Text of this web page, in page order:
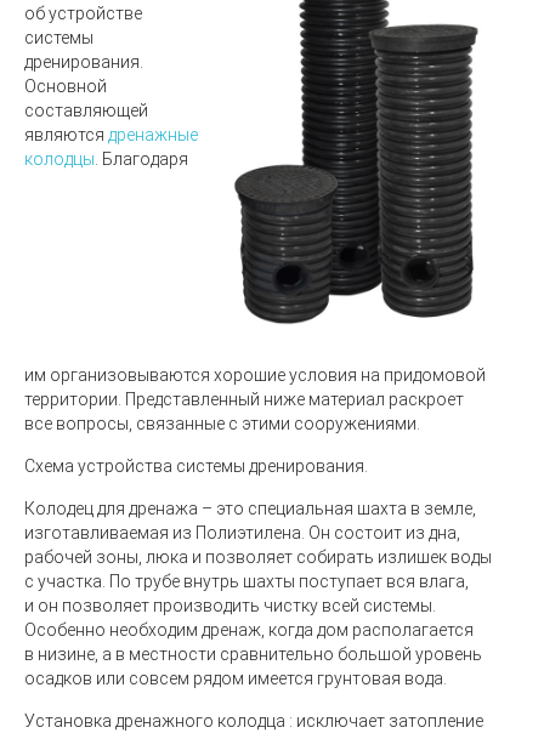
об устройстве
системы
дренирования.
Основной
составляющей
являются дренажные
колодцы . Благодаря
им организовываются хорошие условия на придомовой
территории. Представленный ниже материал раскроет
все вопросы, связанные с этими сооружениями.
Схема устройства системы дренирования.
Колодец для дренажа – это специальная шахта в земле,
изготавливаемая из Полиэтилена. Он состоит из дна,
рабочей зоны, люка и позволяет собирать излишек воды
с участка. По трубе внутрь шахты поступает вся влага,
и он позволяет производить чистку всей системы.
Особенно необходим дренаж, когда дом располагается
в низине, а в местности сравнительно большой уровень
осадков или совсем рядом имеется грунтовая вода.
Установка дренажного колодца : исключает затопление